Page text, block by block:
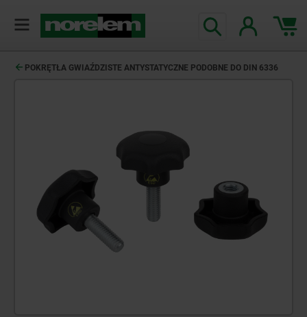
POKRĘTŁA GWIAŹDZISTE ANTYSTATYCZNE PODOBNE DO DIN 6336